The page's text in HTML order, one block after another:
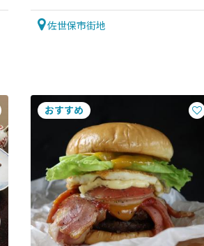
空間でゆっくりと楽しめます。
佐世保市街地